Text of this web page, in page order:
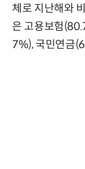
체로 지난해와
은 고용보험
7%), 국민연금